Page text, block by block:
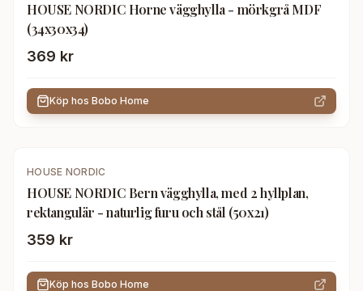
HOUSE NORDIC Horne vägghylla - mörkgrå MDF
(34x30x34)
369 kr
Köp hos Bobo Home
HOUSE NORDIC
HOUSE NORDIC Bern vägghylla, med 2 hyllplan,
rektangulär - naturlig furu och stål (50x21)
359 kr
Köp hos Bobo Home